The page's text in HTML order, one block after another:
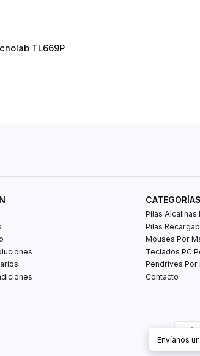
TL669P
Pilas Alcalinas
Pilas
Mouses Por
Teclados PC
Pendrives Por
Contacto
Envíanos